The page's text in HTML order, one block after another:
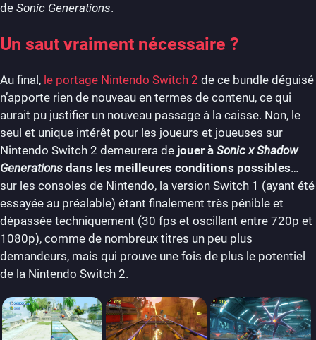
de Sonic Generations.
Un saut vraiment nécessaire ?
Au final, le portage Nintendo Switch 2 de ce bundle déguisé
n’apporte rien de nouveau en termes de contenu, ce qui
aurait pu justifier un nouveau passage à la caisse. Non, le
seul et unique intérêt pour les joueurs et joueuses sur
Nintendo Switch 2 demeurera de jouer à Sonic x Shadow
Generations dans les meilleures conditions possibles…
sur les consoles de Nintendo, la version Switch 1 (ayant été
essayée au préalable) étant finalement très pénible et
dépassée techniquement (30 fps et oscillant entre 720p et
1080p), comme de nombreux titres un peu plus
demandeurs, mais qui prouve une fois de plus le potentiel
de la Nintendo Switch 2.